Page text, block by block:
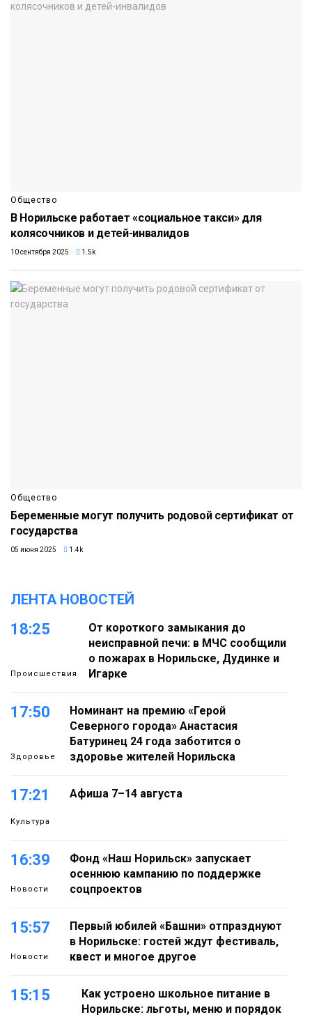
Общество
В Норильске работает «социальное такси» для
колясочников и детей-инвалидов
10 сентября 2025 1.5k
Общество
Беременные могут получить родовой сертификат от
государства
05 июня 2025 1.4k
ЛЕНТА НОВОСТЕЙ
18:25
Происшествия
От короткого замыкания до
неисправной печи: в МЧС сообщили
о пожарах в Норильске, Дудинке и
Игарке
17:50
Здоровье
Номинант на премию «Герой
Северного города» Анастасия
Батуринец 24 года заботится о
здоровье жителей Норильска
17:21
Культура
Афиша 7–14 августа
16:39
Новости
Фонд «Наш Норильск» запускает
осеннюю кампанию по поддержке
соцпроектов
15:57
Новости
Первый юбилей «Башни» отпразднуют
в Норильске: гостей ждут фестиваль,
квест и многое другое
15:15
Как устроено школьное питание в
Норильске: льготы, меню и порядок